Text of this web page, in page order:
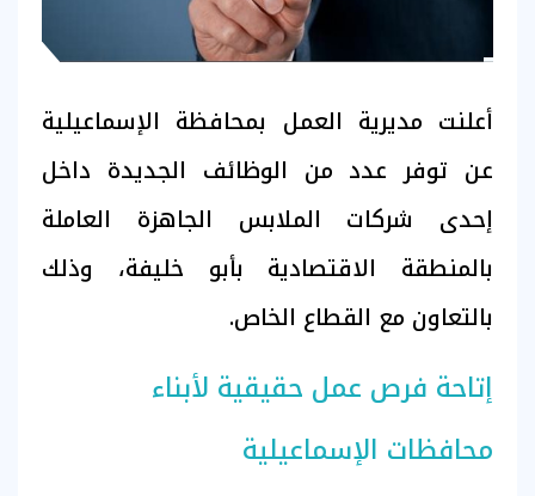
أعلنت مديرية العمل بمحافظة الإسماعيلية
عن توفر عدد من الوظائف الجديدة داخل
إحدى شركات الملابس الجاهزة العاملة
بالمنطقة الاقتصادية بأبو خليفة، وذلك
بالتعاون مع القطاع الخاص.
إتاحة فرص عمل حقيقية لأبناء
محافظات الإسماعيلية